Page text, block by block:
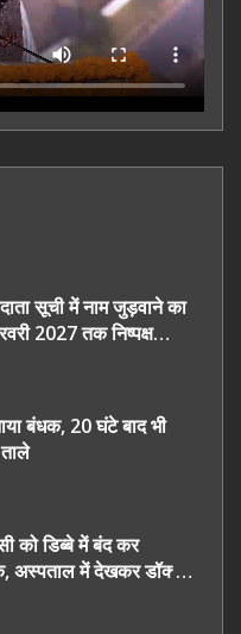
सूची में नाम जुड़वाने का
2027 तक निष्पक्ष
बंधक, 20 घंटे बाद भी
को डिब्बे में बंद कर
अस्पताल में देखकर डॉक्टर